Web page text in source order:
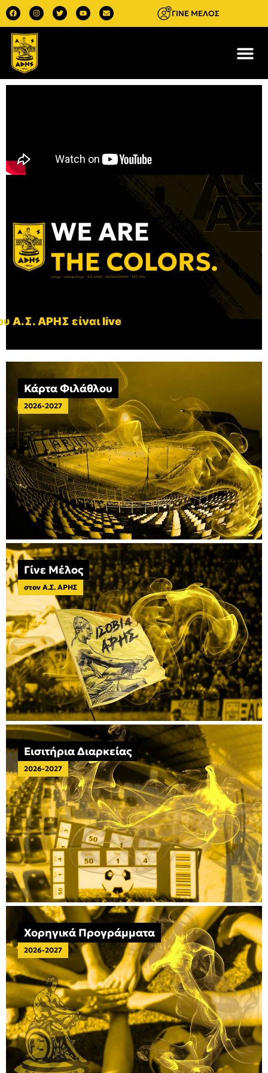
ΓΙΝΕ ΜΕΛΟΣ
Α.Σ. ΑΡΗΣ είναι live
Κάρτα Φιλάθλου
2026-2027
Γίνε Μέλος
στον Α.Σ. ΑΡΗΣ
Εισιτήρια Διαρκείας
2026-2027
Χορηγικά Προγράμματα
2026-2027